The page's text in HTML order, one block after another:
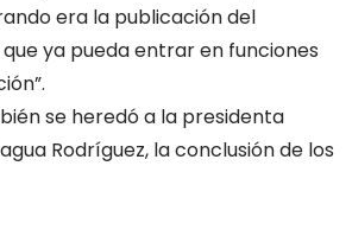
era la publicación del
ya pueda entrar en funciones
se heredó a la presidenta
Rodríguez, la conclusión de los